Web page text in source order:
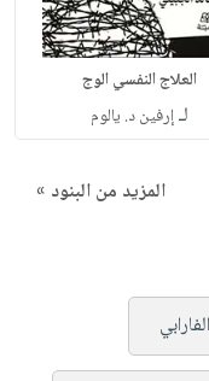
العلاج النفسي الوج
لـإرفين د. يالوم
المزيد من البنود »